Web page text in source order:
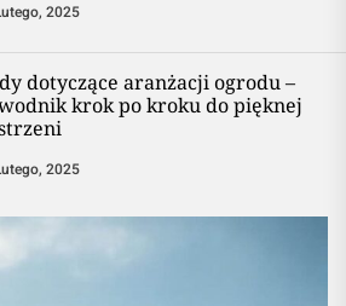
2025
dotyczące aranżacji ogrodu –
krok po kroku do pięknej
2025